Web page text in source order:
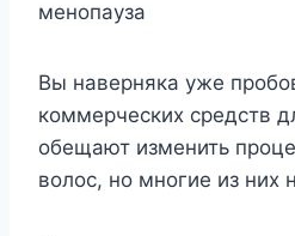
менопауза
Вы наверняка уже
коммерческих средств
обещают изменить
волос, но многие из них